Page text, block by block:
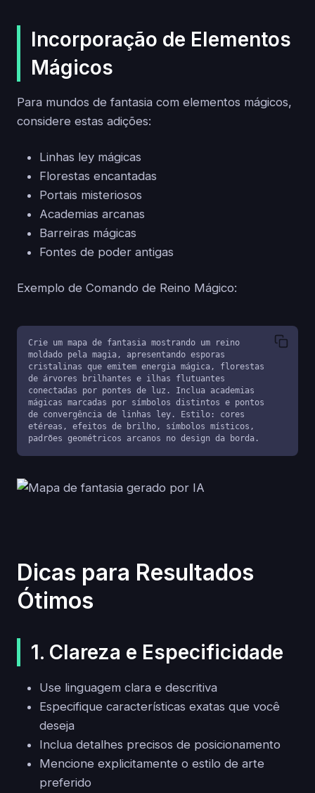
Incorporação de Elementos
Mágicos
Para mundos de fantasia com elementos mágicos,
considere estas adições:
Linhas ley mágicas
Florestas encantadas
Portais misteriosos
Academias arcanas
Barreiras mágicas
Fontes de poder antigas
Exemplo de Comando de Reino Mágico:
Crie um mapa de fantasia mostrando um reino
moldado pela magia, apresentando esporas
cristalinas que emitem energia mágica, florestas
de árvores brilhantes e ilhas flutuantes
conectadas por pontes de luz. Inclua academias
mágicas marcadas por símbolos distintos e pontos
de convergência de linhas ley. Estilo: cores
etéreas, efeitos de brilho, símbolos místicos,
padrões geométricos arcanos no design da borda.
Dicas para Resultados
Ótimos
1. Clareza e Especificidade
Use linguagem clara e descritiva
Especifique características exatas que você
deseja
Inclua detalhes precisos de posicionamento
Mencione explicitamente o estilo de arte
preferido